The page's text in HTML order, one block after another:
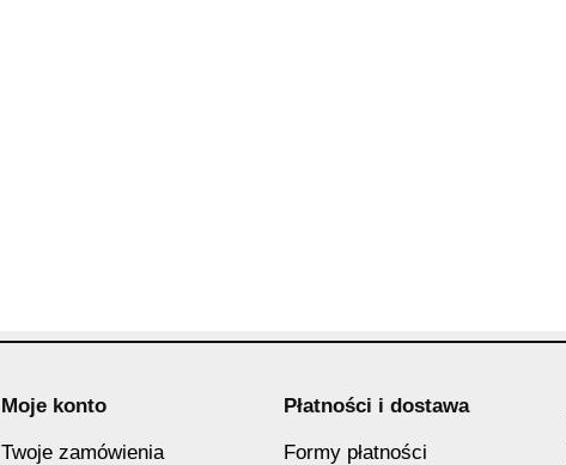
Moje konto
Twoje zamówienia
Płatności i dostawa
Formy płatności